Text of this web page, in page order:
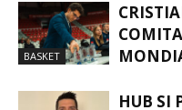
BASKET
HUB SI